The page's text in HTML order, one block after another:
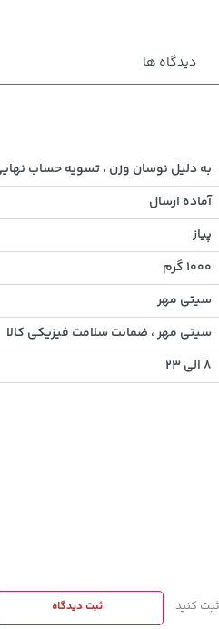
خرید
1,187,000
خرید
دیدگاه ها
به دلیل نوسان وزن ، تسویه حساب
آماده ارسال
پیاز
1000 گرم
سیتی مهر
سیتی مهر ، ضمانت سلامت فیزیکی کالا
8 الی 23
کنید ثبت دیدگاه